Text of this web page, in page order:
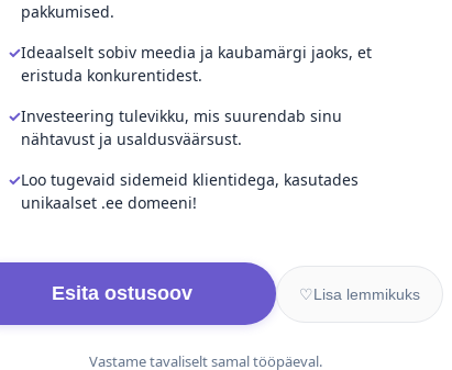
pakkumised.
Ideaalselt sobiv meedia ja kaubamärgi jaoks, et
eristuda konkurentidest.
Investeering tulevikku, mis suurendab sinu
nähtavust ja usaldusväärsust.
Loo tugevaid sidemeid klientidega, kasutades
unikaalset .ee domeeni!
Esita ostusoov ♡Lisa lemmikuks
Vastame tavaliselt samal tööpäeval.